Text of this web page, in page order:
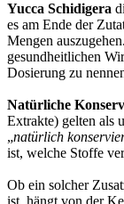
Yucca Schidigera
es am Ende der
Mengen
gesundheitlichen
Dosierung zu
Natürliche
Extrakte) gelten als
„natürlich
ist, welche Stoffe
Ob ein solcher